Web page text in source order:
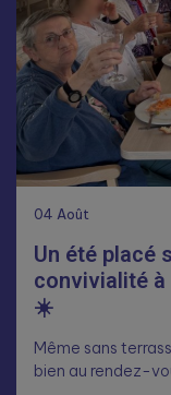
04 Août
Un été placé
convivialité à
☀️
Même sans
bien au rendez-